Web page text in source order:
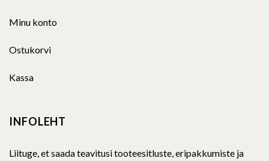
Minu konto
Ostukorvi
Kassa
INFOLEHT
Liituge, et saada teavitusi tooteesitluste, eripakkumiste ja